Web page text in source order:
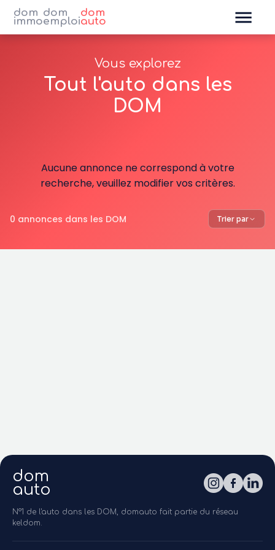
dom
immo
dom
emploi
dom
auto
Vous explorez
Tout l'auto dans les
DOM
Aucune annonce ne correspond à votre
recherche, veuillez modifier vos critères.
0 annonces dans les DOM Trier par
dom
auto
N°1 de l'auto dans les DOM, domauto fait partie du réseau
keldom.